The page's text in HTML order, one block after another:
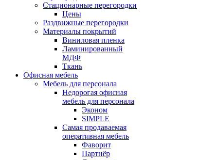
Стационарные перегородки
Цены
Раздвижные перегородки
Материалы покрытий
Виниловая пленка
Ламинированный
МДФ
Ткань
Офисная мебель
Мебель для персонала
Недорогая офисная
мебель для персонала
Эконом
SIMPLE
Самая продаваемая
оперативная мебель
Фаворит
Партнёр